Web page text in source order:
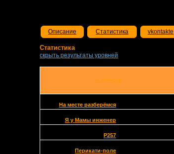
Описание Статистика vkontakte
Статистика
скрыть результаты уровней
КОМАНДЫ
На месте разберёмся
Я у Мамы инженер
Р257
Перикати-поле